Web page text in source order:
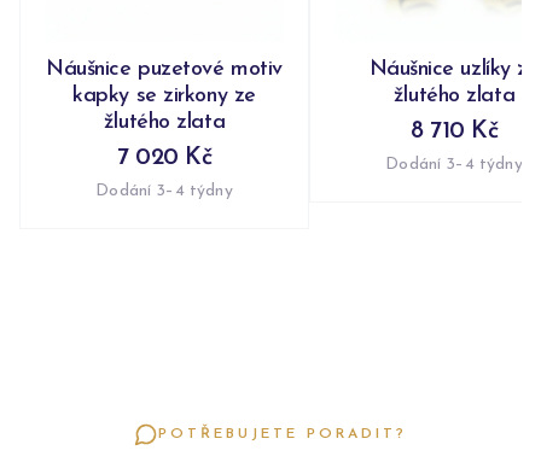
Náušnice puzetové motiv
kapky se zirkony ze
žlutého zlata
7 020 Kč
Dodání 3–4 týdny
Náušnice uzlíky ze
žlutého zlata
8 710 Kč
Dodání 3–4 týdny
POTŘEBUJETE PORADIT?